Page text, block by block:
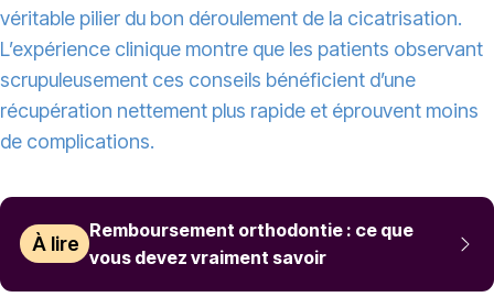
véritable pilier du bon déroulement de la cicatrisation.
L’expérience clinique montre que les patients observant
scrupuleusement ces conseils bénéficient d’une
récupération nettement plus rapide et éprouvent moins
de complications.
À lire
Remboursement orthodontie : ce que
vous devez vraiment savoir